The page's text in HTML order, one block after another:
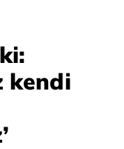
kendi